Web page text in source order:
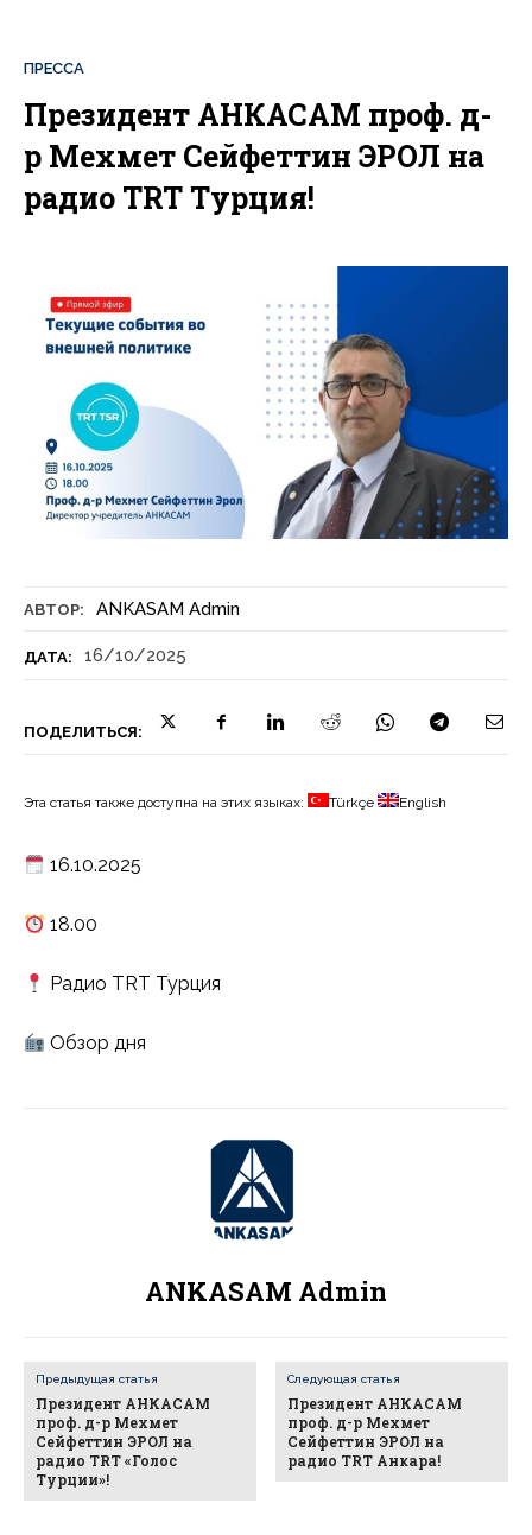
АВТОР: ANKASAM Admin
ДАТА: 16/10/2025
ПОДЕЛИТЬСЯ:
ПРЕССА
Президент АНКАСАМ проф. д-
р Мехмет Сейфеттин ЭРОЛ на
радио TRT Турция!
Эта статья также доступна на этих языках: Türkçe English
16.10.2025
18.00
Радио TRT Турция
Обзор дня
ANKASAM Admin
Предыдущая статья
Президент АНКАСАМ
проф. д-р Мехмет
Сейфеттин ЭРОЛ на
радио TRT «Голос
Турции»!
Следующая статья
Президент АНКАСАМ
проф. д-р Мехмет
Сейфеттин ЭРОЛ на
радио TRT Анкара!